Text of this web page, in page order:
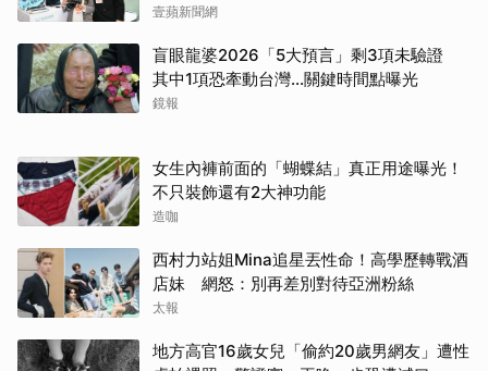
壹蘋新聞網
盲眼龍婆2026「5大預言」剩3項未驗證
其中1項恐牽動台灣...關鍵時間點曝光
鏡報
女生內褲前面的「蝴蝶結」真正用途曝光！
不只裝飾還有2大神功能
造咖
西村力站姐Mina追星丟性命！高學歷轉戰酒
店妹 網怒：別再差別對待亞洲粉絲
太報
地方高官16歲女兒「偷約20歲男網友」遭性